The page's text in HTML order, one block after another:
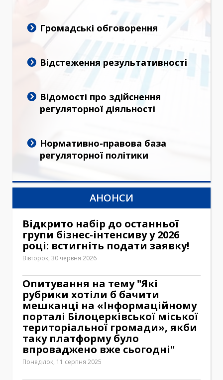
Громадські обговорення
Відстеження результативності
Відомості про здійснення
регуляторної діяльності
Нормативно-правова база
регуляторної політики
АНОНСИ
Відкрито набір до останньої
групи бізнес-інтенсиву у 2026
році: встигніть подати заявку!
Вівторок, 30 червня 2026
Опитування на тему "Які
рубрики хотіли б бачити
мешканці на «Інформаційному
порталі Білоцерківської міської
територіальної громади», якби
таку платформу було
впроваджено вже сьогодні"
Понеділок, 11 серпня 2025